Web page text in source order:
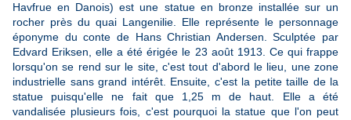
Havfrue en Danois) est une statue en bronze installée sur un
rocher près du quai Langenilie. Elle représente le personnage
éponyme du conte de Hans Christian Andersen. Sculptée par
Edvard Eriksen, elle a été érigée le 23 août 1913. Ce qui frappe
lorsqu'on se rend sur le site, c'est tout d'abord le lieu, une zone
industrielle sans grand intérêt. Ensuite, c'est la petite taille de la
statue puisqu'elle ne fait que 1,25 m de haut. Elle a été
vandalisée plusieurs fois, c'est pourquoi la statue que l'on peut